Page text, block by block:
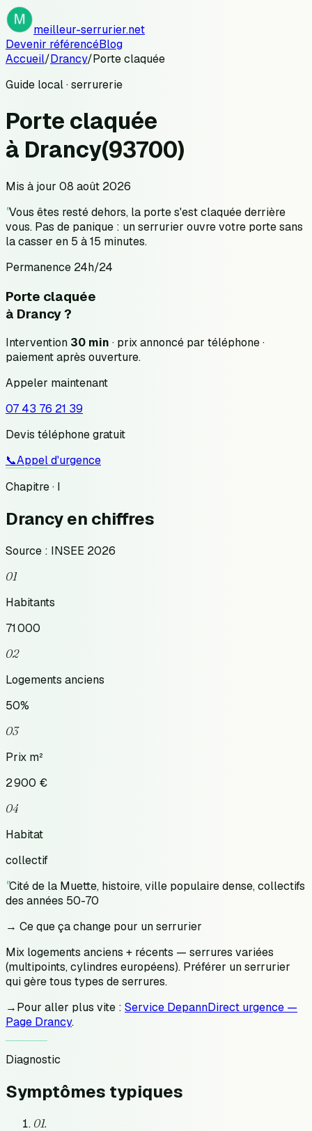
meilleur-serrurier.net
Devenir référencéBlog
Accueil/Drancy/Porte claquée
Guide local · serrurerie
Porte claquée
à Drancy(93700)
Mis à jour 08 août 2026
"Vous êtes resté dehors, la porte s'est claquée derrière
vous. Pas de panique : un serrurier ouvre votre porte sans
la casser en 5 à 15 minutes.
Permanence 24h/24
Porte claquée
à Drancy?
Intervention 30 min · prix annoncé par téléphone·
paiement après ouverture.
Appeler maintenant
07 43 76 21 39
Devis téléphone gratuit
📞Appel d'urgence
Chapitre · I
Drancyen chiffres
Source : INSEE 2026
01
Habitants
71 000
02
Logements anciens
50%
03
Prix m²
2 900 €
04
Habitat
collectif
"Cité de la Muette, histoire, ville populaire dense, collectifs
des années 50-70
→ Ce que ça change pour un serrurier
Mix logements anciens + récents — serrures variées
(multipoints, cylindres européens). Préférer un serrurier
qui gère tous types de serrures.
→Pour aller plus vite : Service DepannDirect urgence —
Page Drancy.
Diagnostic
Symptômes typiques
01.